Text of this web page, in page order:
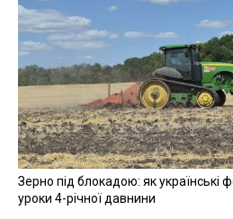
Зерно під блокадою: як
уроки 4-річної давнини